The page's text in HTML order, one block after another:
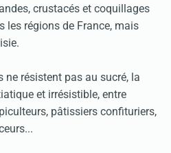
crustacés et coquillages
les régions de France, mais
ne résistent pas au sucré, la
et irrésistible, entre
pâtissiers confituriers,